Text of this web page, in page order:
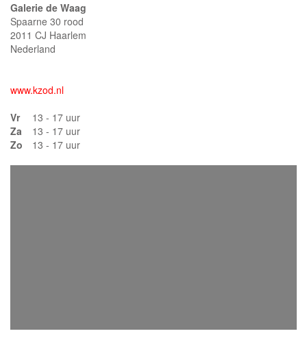
Galerie de Waag
Spaarne 30 rood
2011 CJ Haarlem
Nederland
www.kzod.nl
Vr
13 - 17 uur
Za
13 - 17 uur
Zo
13 - 17 uur